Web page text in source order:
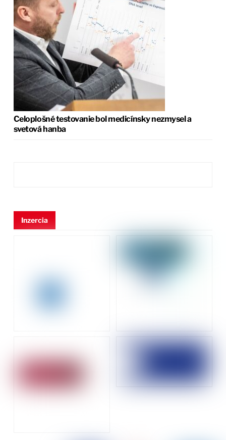
Celoplošné testovanie bol medicínsky nezmysel a
svetová hanba
Inzercia